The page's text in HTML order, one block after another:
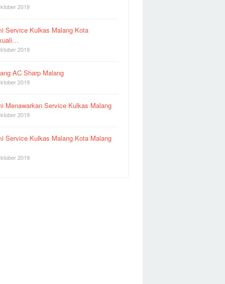
2019
Service Kulkas Malang Kota
2019
AC Sharp Malang
2019
Menawarkan Service Kulkas Malang
2019
Service Kulkas Malang Kota Malang
2019